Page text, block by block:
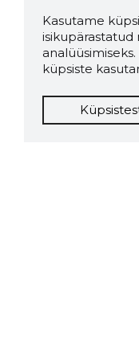
Kasutame
isikupärastatud
küpsiste